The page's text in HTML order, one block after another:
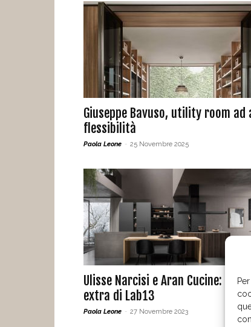
Giuseppe Bavuso, utility room ad
flessibilità
Paola Leone - 25 Novembre 2025
Ulisse Narcisi e Aran Cucine: i
extra di Lab13
Paola Leone - 27 Novembre 2023